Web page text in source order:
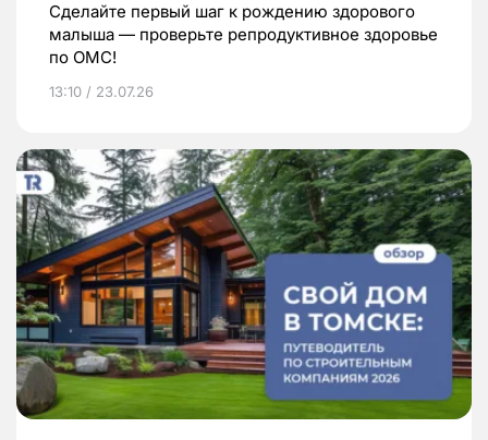
Сделайте первый шаг к рождению здорового
малыша — проверьте репродуктивное здоровье
по ОМС!
13:10 / 23.07.26